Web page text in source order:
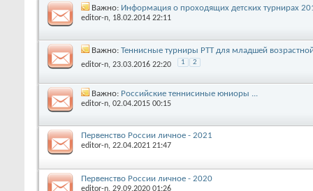
Важно: Информация о проходящих детских турнирах
editor-n, 18.02.2014 22:11
Важно: Теннисные турниры РТТ для младшей
editor-n, 23.03.2016 22:20 1 2
Важно: Российские теннисиные юниоры ...
editor-n, 02.04.2015 00:15
Первенство России личное - 2021
editor-n, 22.04.2021 21:47
Первенство России личное - 2020
editor-n, 29.09.2020 01:26